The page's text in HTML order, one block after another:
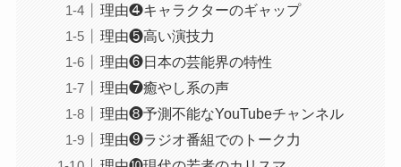
理由❹キャラクターのギャップ
理由❺高い演技力
理由❻日本の芸能界の特性
理由❼癒やし系の声
理由❽予測不能なYouTubeチャンネル
理由❾ラジオ番組でのトーク力